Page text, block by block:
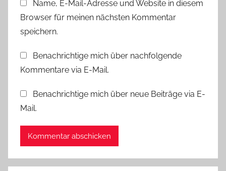
Name, E-Mail-Adresse und Website in diesem
Browser für meinen nächsten Kommentar
speichern.
Benachrichtige mich über nachfolgende
Kommentare via E-Mail.
Benachrichtige mich über neue Beiträge via E-
Mail.